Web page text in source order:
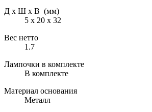
Д х Ш х В (мм)
5 х 20 х 32
Вес нетто
1.7
Лампочки в комплекте
В комплекте
Материал основания
Металл